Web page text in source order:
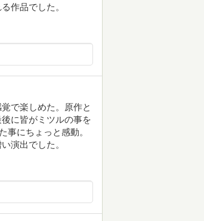
作品でした。
で楽しめた。原作と
に皆がミツルの事を
事にちょっと感動。
演出でした。